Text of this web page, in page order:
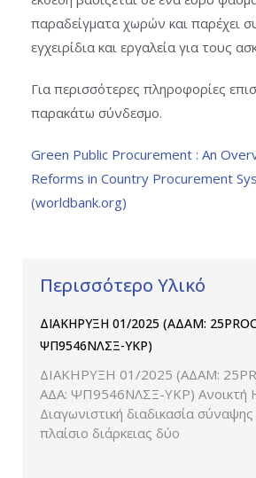
παραδείγματα χωρών και παρέχει
εγχειρίδια και εργαλεία για τους
Για περισσότερες πληροφορίες
παρακάτω σύνδεσμο.
Green Public Procurement : An
Reforms in Country Procurement
(worldbank.org)
Περισσότερο Υλικό
ΔΙΑΚΗΡΥΞΗ 01/2025 (ΑΔΑΜ:
ΨΠ9546ΝΛΣΞ-ΥΚΡ)
ΔΙΑΚΗΡΥΞΗ 01/2025 (ΑΔΑΜ:
ΑΔΑ: ΨΠ9546ΝΛΣΞ-ΥΚΡ) Ανοικτή
Διαγωνιστική διαδικασία
πλαίσιο διάρκειας δύο